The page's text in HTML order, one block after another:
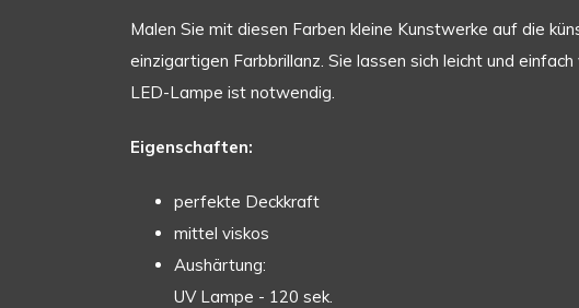
Malen Sie mit diesen Farben kleine Kunstwerke auf die
einzigartigen Farbbrillanz. Sie lassen sich leicht und
LED-Lampe ist notwendig.
Eigenschaften:
perfekte Deckkraft
mittel viskos
Aushärtung:
UV Lampe - 120 sek.